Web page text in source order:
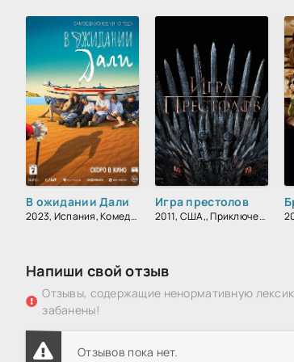
В ожидании Дали
2023, Испания, Комедия, Мелодрама, Драма
Игра престолов
2011, США,, Приключения, Фэнтези, Блокбастер, Мистический, Боевик, Зарубежный, Мелодрама, Драма
Напиши свой отзыв
Отзывы, содержащие ненормативную
забанены!
Отзывов пока нет.